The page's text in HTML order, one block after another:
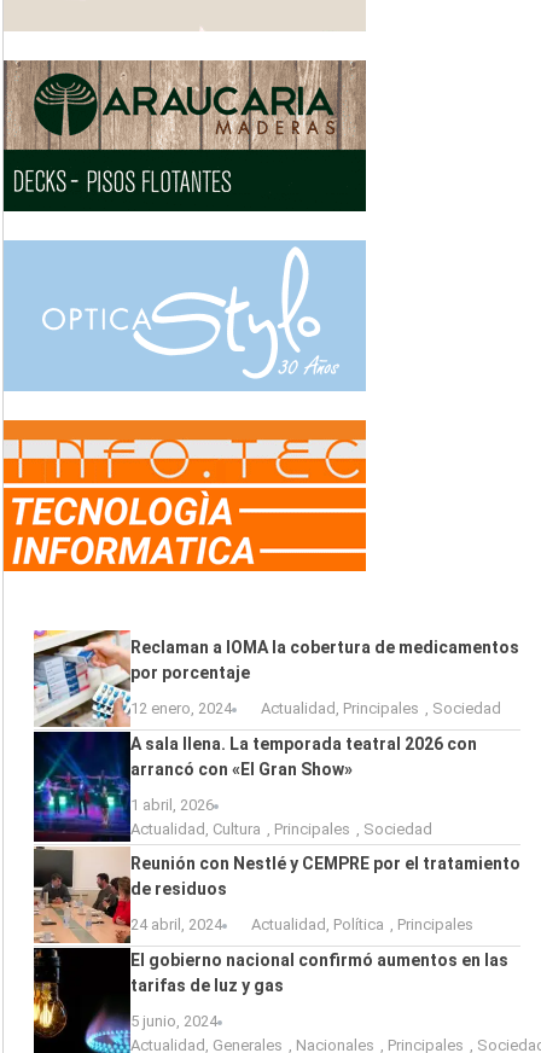
Reclaman a IOMA la cobertura de medicamentos
por porcentaje
12 enero, 2024 Actualidad , Principales , Sociedad
A sala llena. La temporada teatral 2026 con
arrancó con «El Gran Show»
1 abril, 2026
Actualidad , Cultura , Principales , Sociedad
Reunión con Nestlé y CEMPRE por el tratamiento
de residuos
24 abril, 2024 Actualidad , Política , Principales
El gobierno nacional confirmó aumentos en las
tarifas de luz y gas
5 junio, 2024
Actualidad , Generales , Nacionales , Principales ,